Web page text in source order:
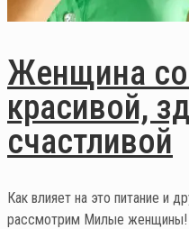
Женщина
красивой,
счастливой
Как влияет на это питание и
рассмотрим Милые женщины!